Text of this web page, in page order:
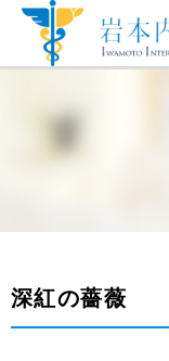
深紅の薔薇